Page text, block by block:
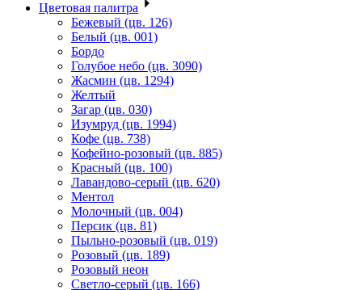
Цветовая палитра
Бежевый (цв. 126)
Белый (цв. 001)
Бордо
Голубое небо (цв. 3090)
Жасмин (цв. 1294)
Желтый
Загар (цв. 030)
Изумруд (цв. 1994)
Кофе (цв. 738)
Кофейно-розовый (цв. 885)
Красный (цв. 100)
Лавандово-серый (цв. 620)
Ментол
Молочный (цв. 004)
Персик (цв. 81)
Пыльно-розовый (цв. 019)
Розовый (цв. 189)
Розовый неон
Светло-серый (цв. 166)